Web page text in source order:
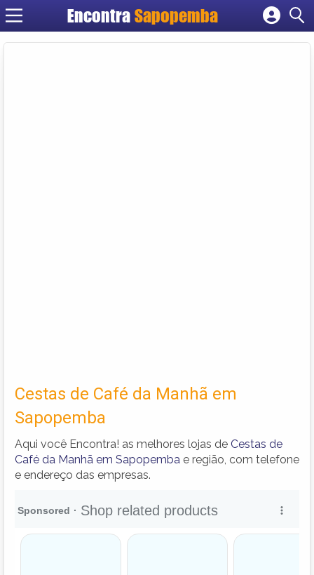
Encontra Sapopemba
Cadastrar empresa
Cestas de Café da Manhã em
Sapopemba
Aqui você Encontra! as melhores lojas de Cestas de
Café da Manhã em Sapopemba e região, com telefone
e endereço das empresas.